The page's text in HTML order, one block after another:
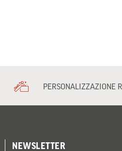
PERSONALIZZAZIONE
NEWSLETTER